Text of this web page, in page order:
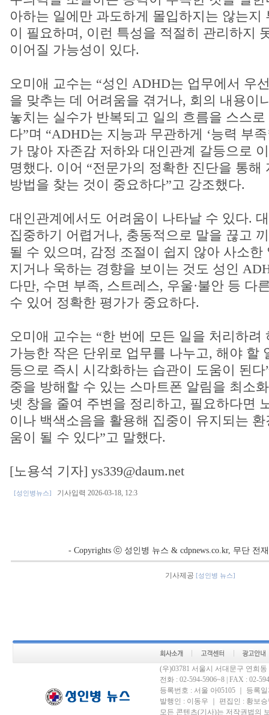
아하는 일에만 과도하게 몰입하지는 않는지
이 필요하며, 이런 특성을 적절히 관리하지
이어질 가능성이 있다.
오미애 교수는 “성인 ADHD는 업무에서 우
을 맞추는 데 어려움을 겪거나, 회의 내용이
놓치는 실수가 반복되고 일의 흐름을 스스
다”며 “ADHD는 지능과 무관하게 ‘능력 부
가 많아 자존감 저하와 대인관계 갈등으로
명했다. 이어 “전문가의 정확한 진단을 통해
방법을 찾는 것이 중요하다”고 강조했다.
대인관계에서도 어려움이 나타날 수 있다.
집중하기 어렵거나, 충동적으로 말을 끊고
될 수 있으며, 감정 조절이 쉽지 않아 사소한
지거나 욱하는 경향을 보이는 것도 성인
다만, 수면 부족, 스트레스, 우울·불안 등 다
수 있어 정확한 평가가 중요하다.
오미애 교수는 “한 번에 모든 일을 처리하려
가능한 작은 단위로 업무를 나누고, 해야 할
등으로 즉시 시각화하는 습관이 도움이 된다
중을 방해할 수 있는 스마트폰 알림을 최소
넷 창을 줄여 주변을 정리하고, 필요하다면
이나 백색소음을 활용해 집중이 유지되는
움이 될 수 있다”고 말했다.
[노용석 기자] ys339@daum.net
[성인병뉴스] 기사입력 2026-03-18, 12:3
- Copyrights ⓒ 성인병 뉴스 & cdpnews.co.kr, 무단 전
기사제공 [성인병 뉴스]
(우)03781 서울시 서대문구 연희
전화 : 02-594-5906~8 | FAX : 02-
등록번호 : 서울 아05105 ｜ 등록
발행인 : 이동우 ｜ 편집인 : 황보
모든 콘텐츠(기사)는 저작권법의